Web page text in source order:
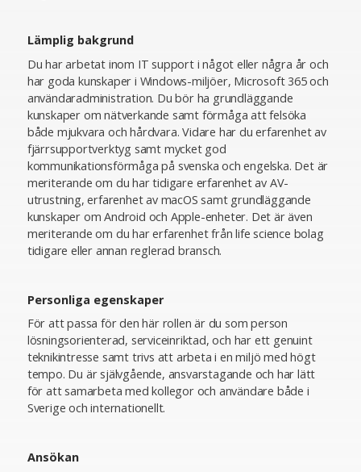
Lämplig bakgrund
Du har arbetat inom IT support i något eller några år och
har goda kunskaper i Windows-miljöer, Microsoft 365 och
användaradministration. Du bör ha grundläggande
kunskaper om nätverkande samt förmåga att felsöka
både mjukvara och hårdvara. Vidare har du erfarenhet av
fjärrsupportverktyg samt mycket god
kommunikationsförmåga på svenska och engelska. Det är
meriterande om du har tidigare erfarenhet av AV-
utrustning, erfarenhet av macOS samt grundläggande
kunskaper om Android och Apple-enheter. Det är även
meriterande om du har erfarenhet från life science bolag
tidigare eller annan reglerad bransch.
Personliga egenskaper
För att passa för den här rollen är du som person
lösningsorienterad, serviceinriktad, och har ett genuint
teknikintresse samt trivs att arbeta i en miljö med högt
tempo. Du är självgående, ansvarstagande och har lätt
för att samarbeta med kollegor och användare både i
Sverige och internationellt.
Ansökan